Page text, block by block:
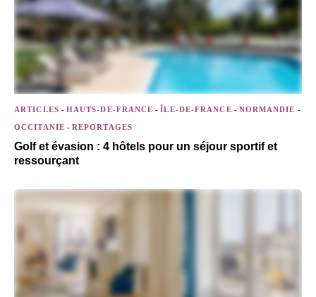
ARTICLES - HAUTS-DE-FRANCE -ÎLE-DE-FRANCE - NORMANDIE -
OCCITANIE - REPORTAGES
Golf et évasion : 4 hôtels pour un séjour sportif et
ressourçant